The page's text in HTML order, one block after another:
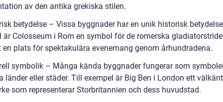
av den antika grekiska stilen.
betydelse – Vissa byggnader har en unik historisk
är Colosseum i Rom en symbol för de romerska
en plats för spektakulära evenemang genom århundradena.
symbolik – Många kända byggnader fungerar som
länder eller städer. Till exempel är Big Ben i London ett välkänt
som representerar Storbritannien och dess huvudstad.